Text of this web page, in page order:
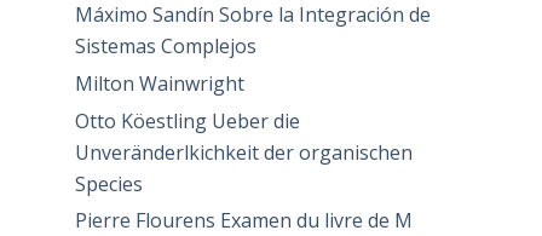
Máximo Sandín Sobre la Integración de
Sistemas Complejos
Milton Wainwright
Otto Köestling Ueber die
Unveränderlkichkeit der organischen
Species
Pierre Flourens Examen du livre de M